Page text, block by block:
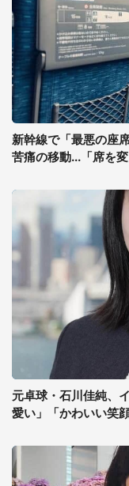
新幹線で「最悪の座
苦痛の移動...「席を
元卓球・石川佳純、
愛い」「かわいい笑